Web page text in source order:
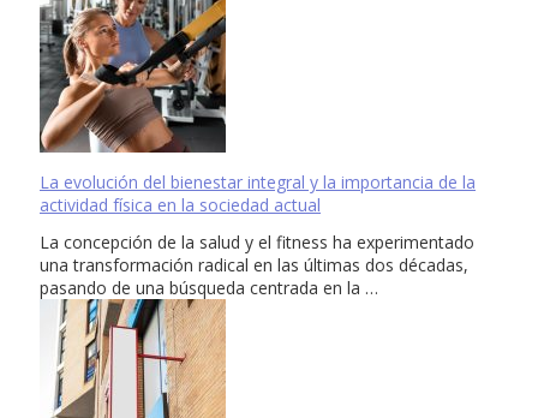
La evolución del bienestar integral y la importancia de la
actividad física en la sociedad actual
La concepción de la salud y el fitness ha experimentado
una transformación radical en las últimas dos décadas,
pasando de una búsqueda centrada en la …